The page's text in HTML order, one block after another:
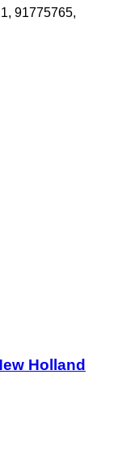
91775765,
Holland